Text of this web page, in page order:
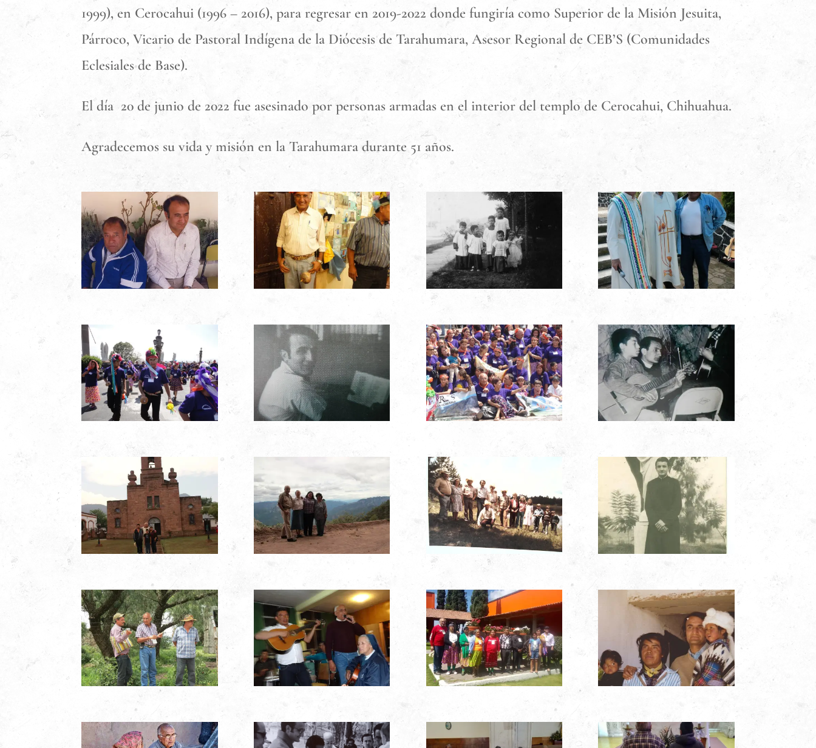
1999), en Cerocahui (1996 – 2016), para regresar en 2019-2022 donde fungiría como Superior de la Misión Jesuita,
Párroco, Vicario de Pastoral Indígena de la Diócesis de Tarahumara, Asesor Regional de CEB’S (Comunidades
Eclesiales de Base).
El día 20 de junio de 2022 fue asesinado por personas armadas en el interior del templo de Cerocahui, Chihuahua.
Agradecemos su vida y misión en la Tarahumara durante 51 años.